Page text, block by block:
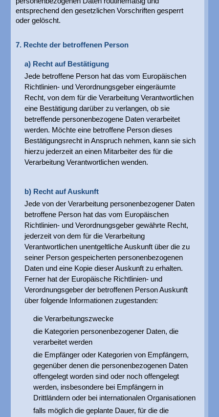
entsprechend den gesetzlichen Vorschriften gesperrt
oder gelöscht.
7. Rechte der betroffenen Person
a) Recht auf Bestätigung
Jede betroffene Person hat das vom Europäischen
Richtlinien- und Verordnungsgeber eingeräumte
Recht, von dem für die Verarbeitung Verantwortlichen
eine Bestätigung darüber zu verlangen, ob sie
betreffende personenbezogene Daten verarbeitet
werden. Möchte eine betroffene Person dieses
Bestätigungsrecht in Anspruch nehmen, kann sie sich
hierzu jederzeit an einen Mitarbeiter des für die
Verarbeitung Verantwortlichen wenden.
b) Recht auf Auskunft
Jede von der Verarbeitung personenbezogener Daten
betroffene Person hat das vom Europäischen
Richtlinien- und Verordnungsgeber gewährte Recht,
jederzeit von dem für die Verarbeitung
Verantwortlichen unentgeltliche Auskunft über die zu
seiner Person gespeicherten personenbezogenen
Daten und eine Kopie dieser Auskunft zu erhalten.
Ferner hat der Europäische Richtlinien- und
Verordnungsgeber der betroffenen Person Auskunft
über folgende Informationen zugestanden:
die Verarbeitungszwecke
die Kategorien personenbezogener Daten, die
verarbeitet werden
die Empfänger oder Kategorien von Empfängern,
gegenüber denen die personenbezogenen Daten
offengelegt worden sind oder noch offengelegt
werden, insbesondere bei Empfängern in
Drittländern oder bei internationalen Organisationen
falls möglich die geplante Dauer, für die die